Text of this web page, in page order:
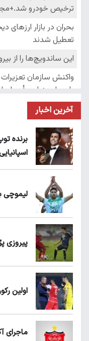
آخرین اخبار
برنده
لیموچی
پیروزی
اولین
ماجرای